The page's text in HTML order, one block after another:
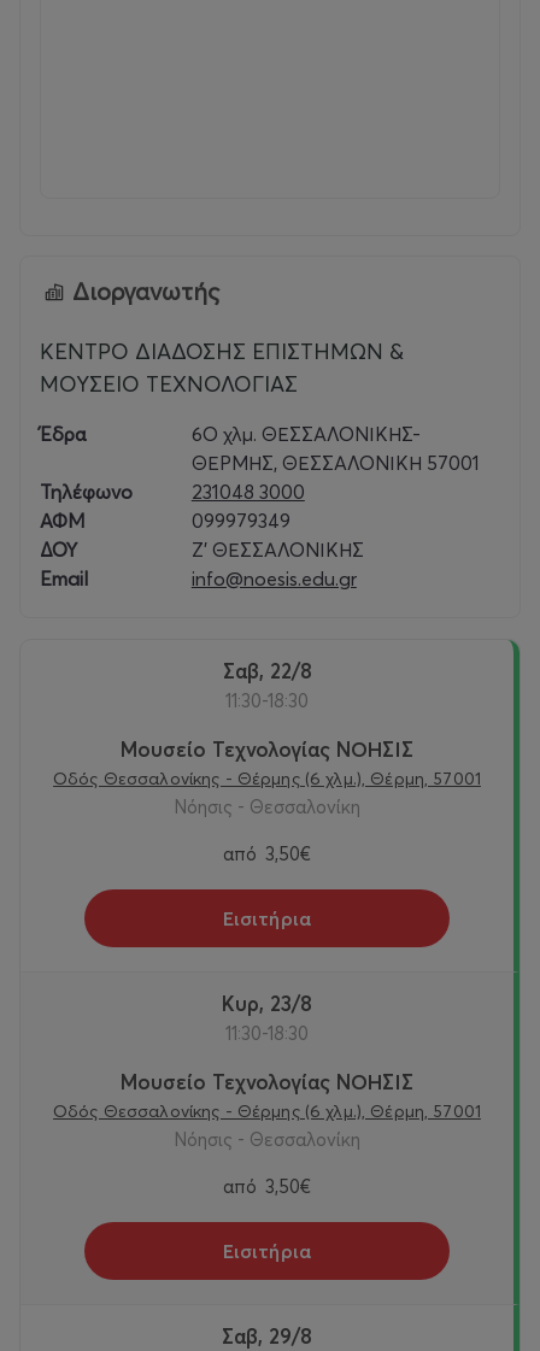
Διοργανωτής
ΚΕΝΤΡΟ ΔΙΑΔΟΣΗΣ ΕΠΙΣΤΗΜΩΝ &
ΜΟΥΣΕΙΟ ΤΕΧΝΟΛΟΓΙΑΣ
Έδρα
6Ο χλμ. ΘΕΣΣΑΛΟΝΙΚΗΣ-
ΘΕΡΜΗΣ, ΘΕΣΣΑΛΟΝΙΚΗ 57001
Τηλέφωνο
231048 3000
ΑΦΜ
099979349
ΔΟΥ
Ζ’ ΘΕΣΣΑΛΟΝΙΚΗΣ
Email
info@noesis.edu.gr
Σαβ, 22/8
11:30-18:30
Μουσείο Τεχνολογίας ΝΟΗΣΙΣ
Οδός Θεσσαλονίκης - Θέρμης (6 χλμ.), Θέρμη, 57001
Νόησις - Θεσσαλονίκη
από 3,50€
Εισιτήρια
Κυρ, 23/8
11:30-18:30
Μουσείο Τεχνολογίας ΝΟΗΣΙΣ
Οδός Θεσσαλονίκης - Θέρμης (6 χλμ.), Θέρμη, 57001
Νόησις - Θεσσαλονίκη
από 3,50€
Εισιτήρια
Σαβ, 29/8